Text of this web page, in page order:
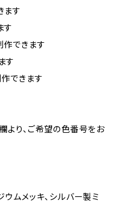
ます
す
作できます
す
できます
より、ご希望の色番号をお
ムメッキ、シルバー製ミ